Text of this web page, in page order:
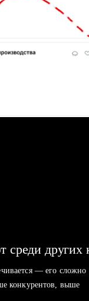
среди других
— его сложно
конкурентов, выше